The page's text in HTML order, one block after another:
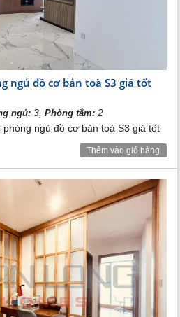
ngủ đồ cơ bản toà S3 giá tốt
ngủ: 3,Phòng tắm: 2
ngủ đồ cơ bản toà S3 giá tốt
Thêm vào giỏ hàng